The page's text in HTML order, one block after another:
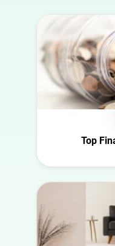
Azerbaijan
Belgien
Bulgaria
Canada
Croatia
Tschechische
Republik
Top